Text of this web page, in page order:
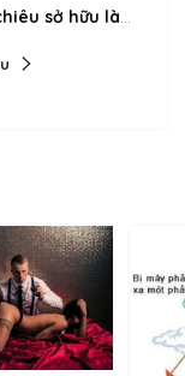
làn da khỏe đẹp